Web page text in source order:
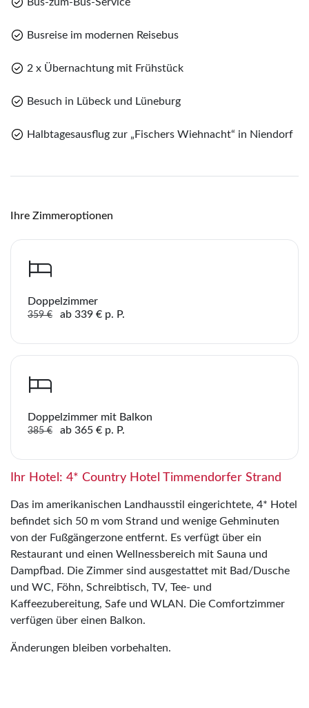
Teile diese Reise
WhatsApp
Busreise im modernen Reisebus
2 x Übernachtung mit Frühstück
Besuch in Lübeck und Lüneburg
Halbtagesausflug zur „Fischers Wiehnacht“ in Niendorf
Ihre Zimmeroptionen
Doppelzimmer
359 € ab 339 € p. P.
Doppelzimmer mit Balkon
385 € ab 365 € p. P.
Ihr Hotel: 4* Country Hotel Timmendorfer Strand
Das im amerikanischen Landhausstil eingerichtete, 4* Hotel
befindet sich 50 m vom Strand und wenige Gehminuten
von der Fußgängerzone entfernt. Es verfügt über ein
Restaurant und einen Wellnessbereich mit Sauna und
Dampfbad. Die Zimmer sind ausgestattet mit Bad/Dusche
und WC, Föhn, Schreibtisch, TV, Tee- und
Kaffeezubereitung, Safe und WLAN. Die Comfortzimmer
verfügen über einen Balkon.
Änderungen bleiben vorbehalten.